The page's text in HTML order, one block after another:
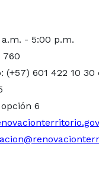
- 5:00 p.m.
760
601 422 10 30
6